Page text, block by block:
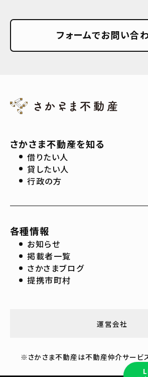
フォームでお問い合
さかさま不動産を知る
借りたい人
貸したい人
行政の方
各種情報
お知らせ
掲載者一覧
さかさまブログ
提携市町村
運営会社
※さかさま不動産は不動産仲介サービ